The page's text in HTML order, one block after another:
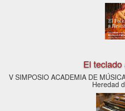
El teclado
V SIMPOSIO ACADEMIA DE
Heredad